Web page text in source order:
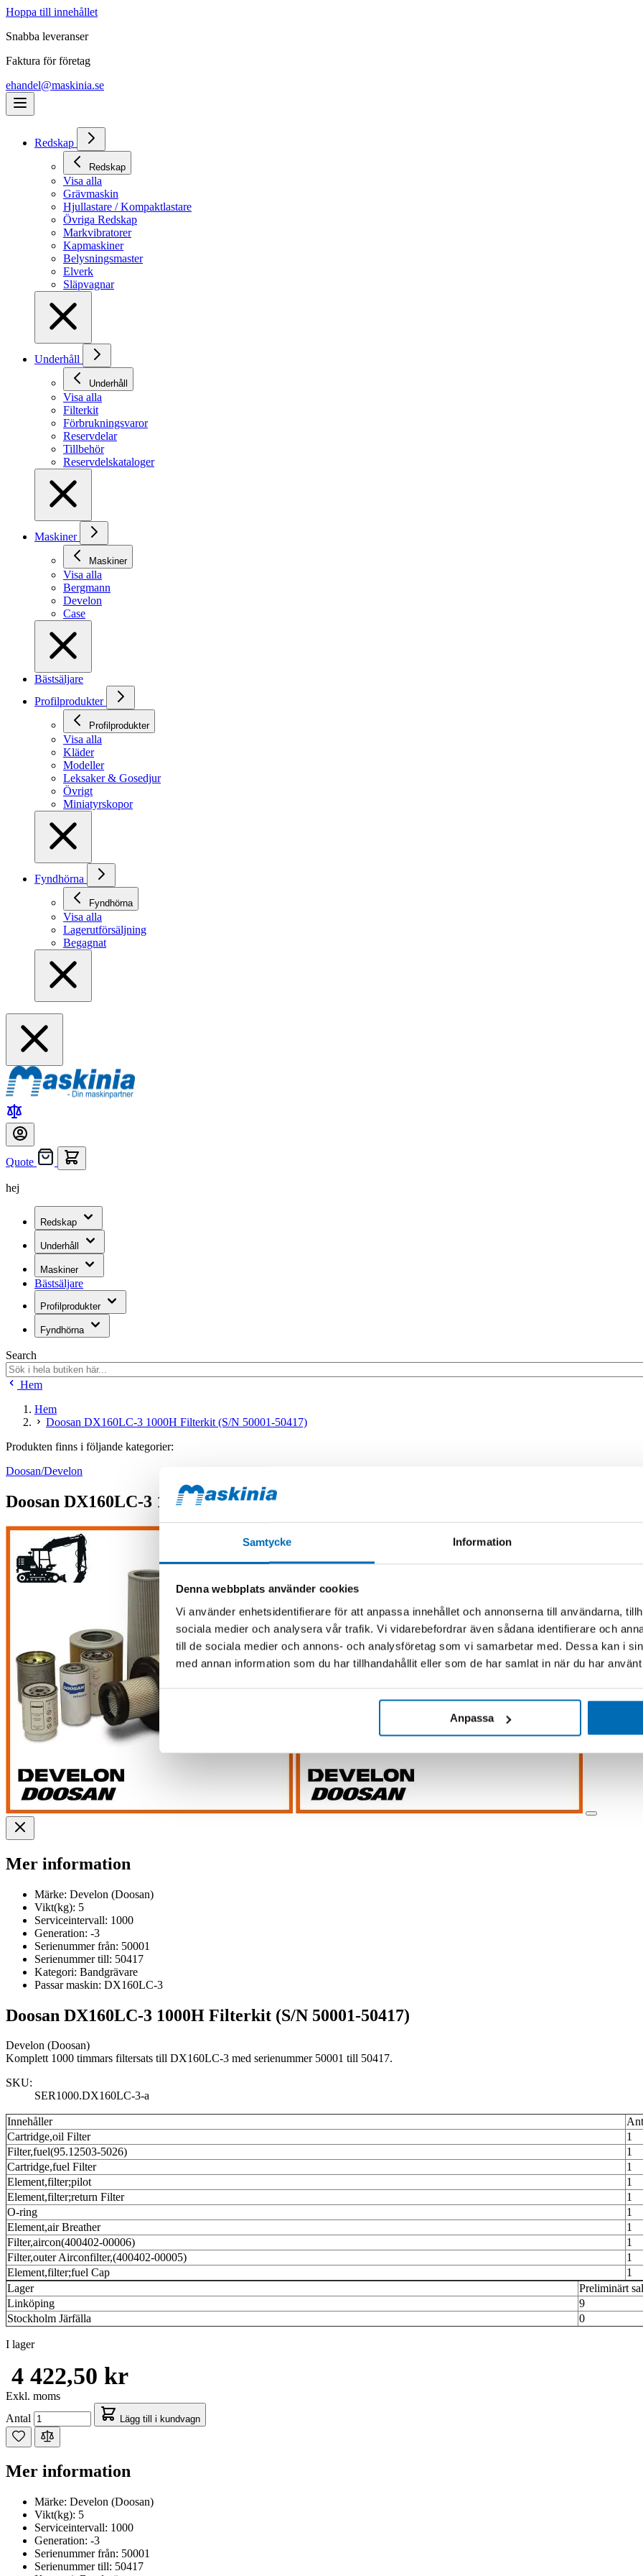
Samtycke Information
Denna webbplats använder cookies
Vi använder enhetsidentifierare för att anpassa innehållet och annonserna till användarna,
sociala medier och analysera vår trafik. Vi vidarebefordrar även sådana identifierare och
till de sociala medier och annons- och analysföretag som vi samarbetar med. Dessa kan i
med annan information som du har tillhandahållit eller som de har samlat in när du har
Anpassa
Hoppa till innehållet
Snabba leveranser
Faktura för företag
ehandel@maskinia.se
Redskap
Redskap
Visa alla
Grävmaskin
Hjullastare / Kompaktlastare
Övriga Redskap
Markvibratorer
Kapmaskiner
Belysningsmaster
Elverk
Släpvagnar
Underhåll
Underhåll
Visa alla
Filterkit
Förbrukningsvaror
Reservdelar
Tillbehör
Reservdelskataloger
Maskiner
Maskiner
Visa alla
Bergmann
Develon
Case
Bästsäljare
Profilprodukter
Profilprodukter
Visa alla
Kläder
Modeller
Leksaker & Gosedjur
Övrigt
Miniatyrskopor
Fyndhörna
Fyndhörna
Visa alla
Lagerutförsäljning
Begagnat
Quote
hej
Redskap
Underhåll
Maskiner
Bästsäljare
Profilprodukter
Fyndhörna
Search
Hem
Hem
Doosan DX160LC-3 1000H Filterkit (S/N 50001-50417)
Produkten finns i följande kategorier:
Doosan/Develon
Doosan DX160LC-3 1000H Filterkit (S/N 50001-50417)
Mer information
Märke: Develon (Doosan)
Vikt(kg): 5
Serviceintervall: 1000
Generation: -3
Serienummer från: 50001
Serienummer till: 50417
Kategori: Bandgrävare
Passar maskin: DX160LC-3
Doosan DX160LC-3 1000H Filterkit (S/N 50001-50417)
Develon (Doosan)
Komplett 1000 timmars filtersats till DX160LC-3 med serienummer 50001 till 50417.
SKU:
SER1000.DX160LC-3-a
Innehåller
Cartridge,oil Filter
1
Filter,fuel(95.12503-5026)
1
Cartridge,fuel Filter
1
Element,filter;pilot
1
Element,filter;return Filter
1
O-ring
1
Element,air Breather
1
Filter,aircon(400402-00006)
1
Filter,outer Airconfilter,(400402-00005)
1
Element,filter;fuel Cap
1
Lager
Preliminärt
Linköping
9
Stockholm Järfälla
0
I lager
4 422,50 kr
Exkl. moms
Antal
Lägg till i kundvagn
Mer information
Märke: Develon (Doosan)
Vikt(kg): 5
Serviceintervall: 1000
Generation: -3
Serienummer från: 50001
Serienummer till: 50417